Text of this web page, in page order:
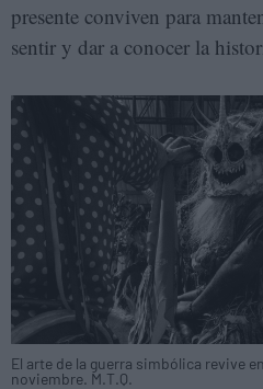
presente conviven para
sentir y dar a conocer la
El arte de la guerra simbólica revive
noviembre. M.T.Q.